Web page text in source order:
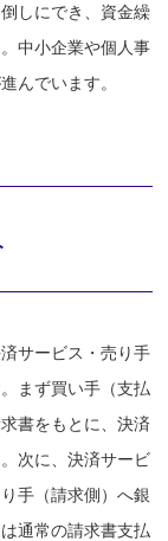
しにでき、資金繰
中小企業や個人事
んでいます。
サービス・売り手
まず買い手（支払
書をもとに、決済
次に、決済サービ
手（請求側）へ銀
通常の請求書支払